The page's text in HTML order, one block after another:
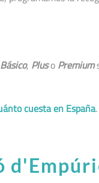
Básico, Pluso Premium
cuesta en España.